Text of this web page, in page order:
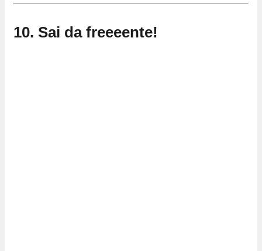
10. Sai da freeeente!